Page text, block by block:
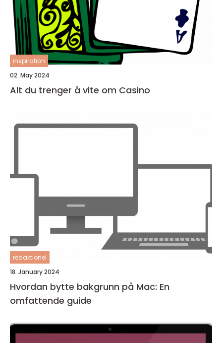
inspiration
02. May 2024
Alt du trenger å vite om Casino
redaktionel
18. January 2024
Hvordan bytte bakgrunn på Mac: En
omfattende guide